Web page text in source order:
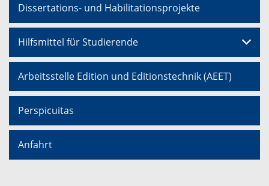
Dissertations- und Habilitationsprojekte
Hilfsmittel für Studierende
Arbeitsstelle Edition und Editionstechnik (AEET)
Perspicuitas
Anfahrt